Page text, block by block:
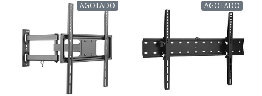
AGOTADO AGOTADO